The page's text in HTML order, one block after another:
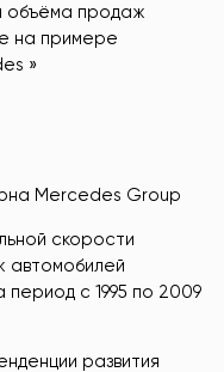
объёма продаж
на примере
»
Mercedes Group
скорости
автомобилей
с 1995 по 2009
развития